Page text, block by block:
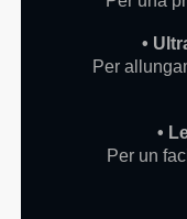
•
Per
•
Per un